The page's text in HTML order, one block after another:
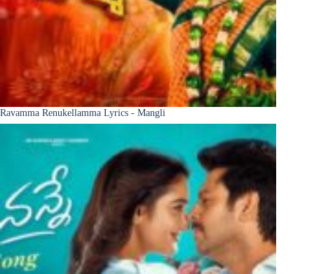
Ravamma Renukellamma Lyrics - Mangli